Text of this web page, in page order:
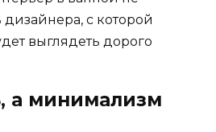
а минимализм